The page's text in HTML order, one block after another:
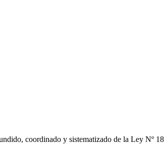
coordinado y sistematizado de la Ley Nº